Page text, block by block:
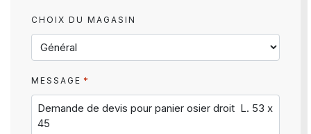
CHOIX DU MAGASIN
MESSAGE *